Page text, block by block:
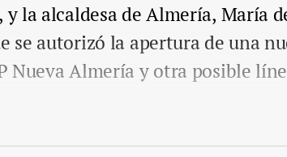
y la alcaldesa de Almería, María
se autorizó la apertura de una
Nueva Almería y otra posible